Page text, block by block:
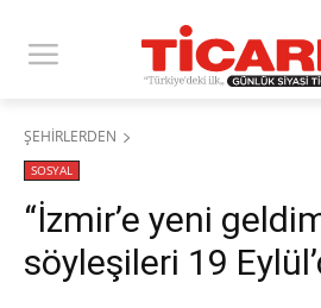
ŞEHİRLERDEN
SOSYAL
“İzmir’e yeni
söyleşileri 19